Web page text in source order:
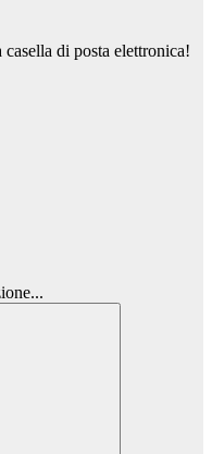
di posta elettronica!